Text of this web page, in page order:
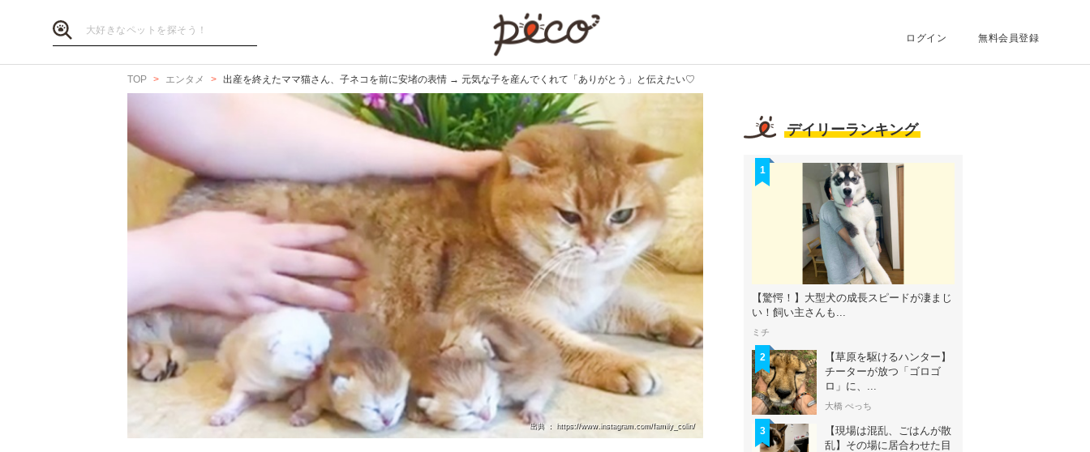
ログイン 無料会員登録
TOP エンタメ 出産を終えたママ猫さん、子ネコを前に安堵の表情 → 元気な子を産んでくれて「ありがとう」と伝えたい♡
出典 ： https://www.instagram.com/family_colin/
デイリーランキング
1
【驚愕！】大型犬の成長スピードが凄まじ
い！飼い主さんも...
ミチ
2
【草原を駆けるハンター】
チーターが放つ「ゴロゴ
ロ」に、...
大橋 ぺっち
3
【現場は混乱、ごはんが散
乱】その場に居合わせた目